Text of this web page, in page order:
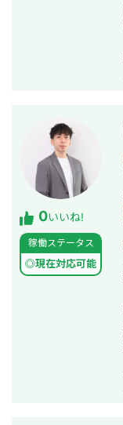
0いいね!
稼働ステータス
◎現在対応可能